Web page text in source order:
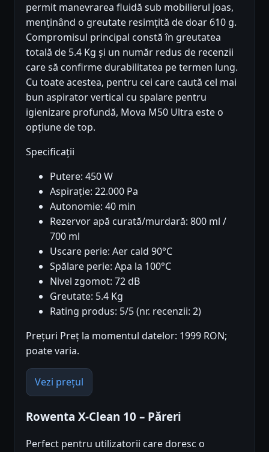
permit manevrarea fluidă sub mobilierul joas,
menținând o greutate resimțită de doar 610 g.
Compromisul principal constă în greutatea
totală de 5.4 Kg și un număr redus de recenzii
care să confirme durabilitatea pe termen lung.
Cu toate acestea, pentru cei care caută cel mai
bun aspirator vertical cu spalare pentru
igienizare profundă, Mova M50 Ultra este o
opțiune de top.
Specificații
Putere: 450 W
Aspirație: 22.000 Pa
Autonomie: 40 min
Rezervor apă curată/murdară: 800 ml /
700 ml
Uscare perie: Aer cald 90°C
Spălare perie: Apa la 100°C
Nivel zgomot: 72 dB
Greutate: 5.4 Kg
Rating produs: 5/5 (nr. recenzii: 2)
Prețuri Preț la momentul datelor: 1999 RON;
poate varia.
Vezi prețul
Rowenta X-Clean 10 – Păreri
Perfect pentru utilizatorii care doresc o